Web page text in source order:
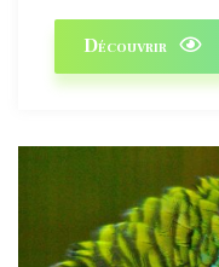
Découvrir